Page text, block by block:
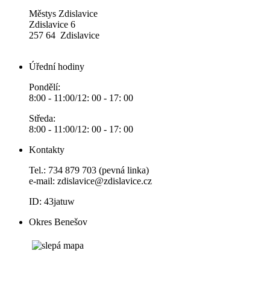
Městys Zdislavice
Zdislavice 6
257 64 Zdislavice
Úřední hodiny
Pondělí:
8:00 - 11:00/12: 00 - 17: 00
Středa:
8:00 - 11:00/12: 00 - 17: 00
Kontakty
Tel.: 734 879 703 (pevná linka)
e-mail: zdislavice@zdislavice.cz
ID: 43jatuw
Okres Benešov